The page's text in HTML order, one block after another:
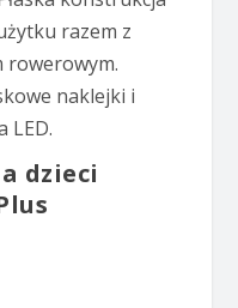
razem z
rowerowym.
naklejki i
LED.
dzieci